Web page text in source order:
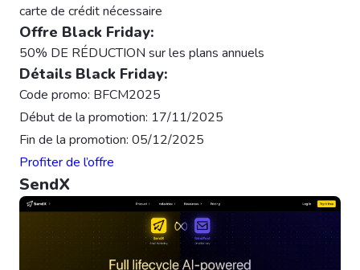
carte de crédit nécessaire
Offre Black Friday:
50% DE RÉDUCTION sur les plans annuels
Détails Black Friday:
Code promo: BFCM2025
Début de la promotion: 17/11/2025
Fin de la promotion: 05/12/2025
Profiter de l’offre
SendX